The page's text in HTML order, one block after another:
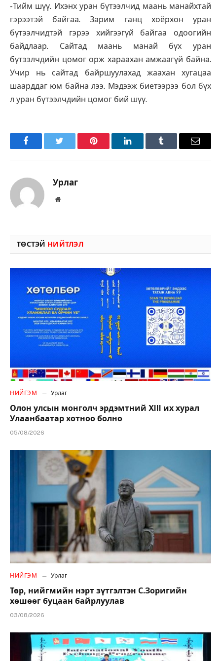
-Тийм шүү. Ихэнх уран бүтээлчид маань манайхтай
гэрээтэй байгаа. Зарим ганц хоёрхон уран
бүтээлчидтэй гэрээ хийгээгүй байгаа одоогийн
байдлаар. Сайтад маань манай бүх уран
бүтээлчдийн цомог орж хараахан амжаагүй байна.
Учир нь сайтад байршуулахад жаахан хугацаа
шаарддаг юм байна лээ. Мэдээж биетээрээ бол бүх
л уран бүтээлчдийн цомог бий шүү.
FacebookTwitter Pinterest LinkedInTumblr Имэйл
Урлаг
Вэбсайт
ТӨСТЭЙ НИЙТЛЭЛ
НИЙГЭМ Урлаг
Олон улсын монголч эрдэмтний XIII их хурал
Улаанбаатар хотноо болно
05/08/2026
НИЙГЭМ Урлаг
Төр, нийгмийн нэрт зүтгэлтэн С.Зоригийн
хөшөөг буцаан байрлуулав
03/08/2026